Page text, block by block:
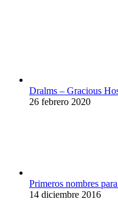
Dralms – Gracious
26 febrero 2020
Primeros nombres
14 diciembre 2016